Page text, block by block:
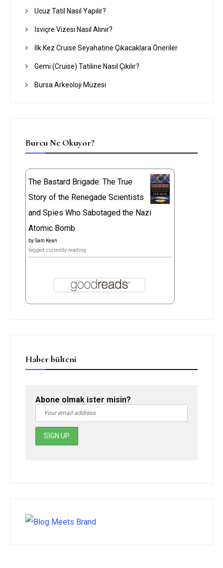
Ucuz Tatil Nasıl Yapılır?
İsviçre Vizesi Nasıl Alınır?
İlk Kez Cruise Seyahatine Çıkacaklara Öneriler
Gemi (Cruise) Tatiline Nasıl Çıkılır?
Bursa Arkeoloji Müzesi
Burcu Ne Okuyor?
The Bastard Brigade: The True
Story of the Renegade Scientists
and Spies Who Sabotaged the Nazi
Atomic Bomb
bySam Kean
tagged: currently-reading
Haber bülteni
Abone olmak ister misin?